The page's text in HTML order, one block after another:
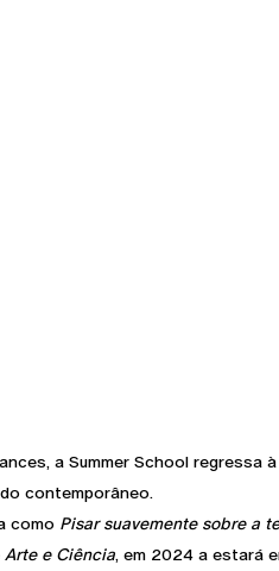
a Summer School regressa
contemporâneo.
como Pisar suavemente sobre a
Arte e Ciência, em 2024 a estará